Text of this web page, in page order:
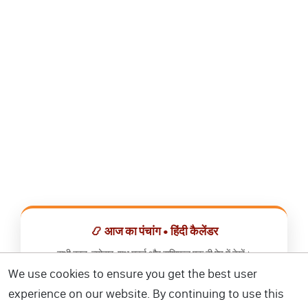
📿 आज का पंचांग • हिंदी कैलेंडर
सभी व्रत, त्योहार, शुभ मुहूर्त और राशिफल एक ही ऐप में देखें।
📅 हिंदी कैलेंडर ऐप डाउनलोड करें
We use cookies to ensure you get the best user
experience on our website. By continuing to use this